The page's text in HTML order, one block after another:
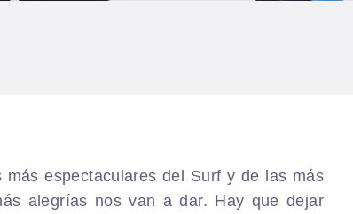
espectaculares del Surf y de las más
alegrías nos van a dar. Hay que dejar